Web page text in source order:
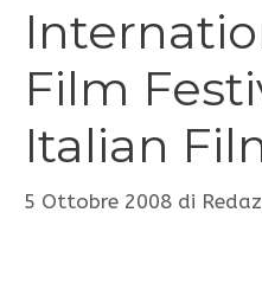
Film
Italian
5 Ottobre 2008 di